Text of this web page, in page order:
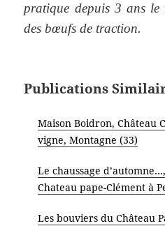
pratique depuis 3 ans le
des bœufs de traction.
Publications
Maison Boidron, Château
vigne, Montagne (33)
Le chaussage
Chateau pape-Clément à
Les bouviers du Château